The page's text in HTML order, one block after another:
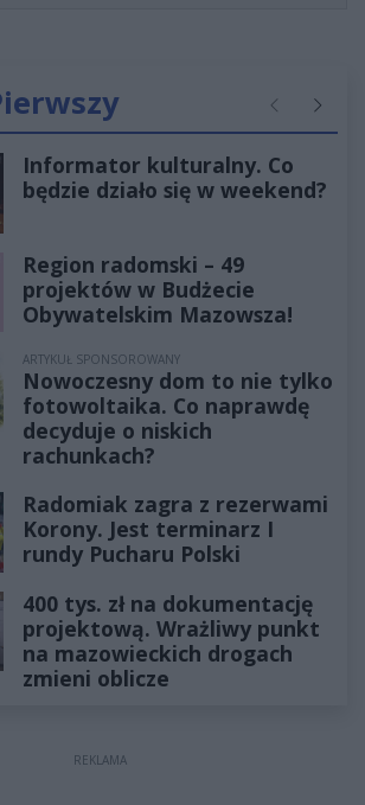
Poprzednie
Informator kulturalny. Co
będzie działo się w weekend?
Region radomski – 49
projektów w Budżecie
Obywatelskim Mazowsza!
ARTYKUŁ SPONSOROWANY
Nowoczesny dom to nie tylko
fotowoltaika. Co naprawdę
decyduje o niskich
rachunkach?
Radomiak zagra z rezerwami
Korony. Jest terminarz I
rundy Pucharu Polski
400 tys. zł na dokumentację
projektową. Wrażliwy punkt
na mazowieckich drogach
zmieni oblicze
REKLAMA